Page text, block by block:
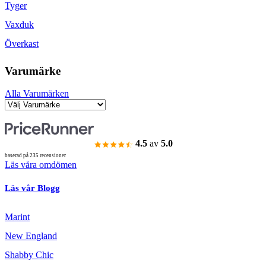
Tyger
Vaxduk
Överkast
Varumärke
Alla Varumärken
4.5 av 5.0
baserad på 235 recensioner
Läs våra omdömen
Läs vår Blogg
Marint
New England
Shabby Chic